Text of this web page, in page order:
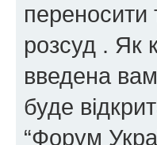
переносити
розсуд . Як
введена
буде
“Форум